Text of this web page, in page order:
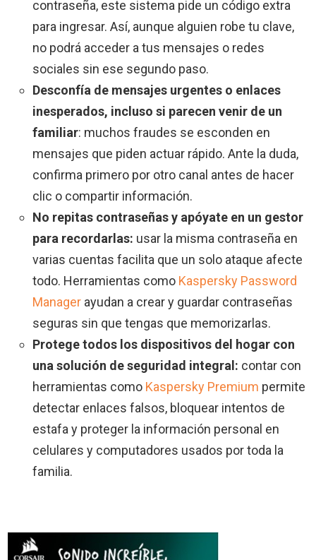
contraseña, este sistema pide un código extra
para ingresar. Así, aunque alguien robe tu clave,
no podrá acceder a tus mensajes o redes
sociales sin ese segundo paso.
Desconfía de mensajes urgentes o enlaces
inesperados, incluso si parecen venir de un
familiar: muchos fraudes se esconden en
mensajes que piden actuar rápido. Ante la duda,
confirma primero por otro canal antes de hacer
clic o compartir información.
No repitas contraseñas y apóyate en un gestor
para recordarlas: usar la misma contraseña en
varias cuentas facilita que un solo ataque afecte
todo. Herramientas como Kaspersky Password
Manager ayudan a crear y guardar contraseñas
seguras sin que tengas que memorizarlas.
Protege todos los dispositivos del hogar con
una solución de seguridad integral: contar con
herramientas como Kaspersky Premium permite
detectar enlaces falsos, bloquear intentos de
estafa y proteger la información personal en
celulares y computadores usados por toda la
familia.